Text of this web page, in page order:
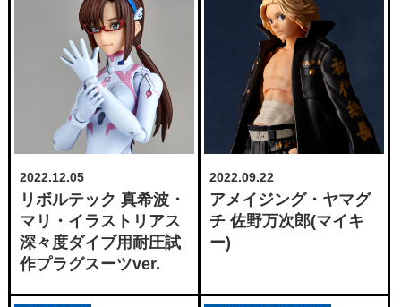
2022.12.05
リボルテック 真希波・
マリ・イラストリアス
深々度ダイブ用耐圧試
作プラグスーツver.
2022.09.22
アメイジング・ヤマグ
チ 佐野万次郎(マイキ
ー)